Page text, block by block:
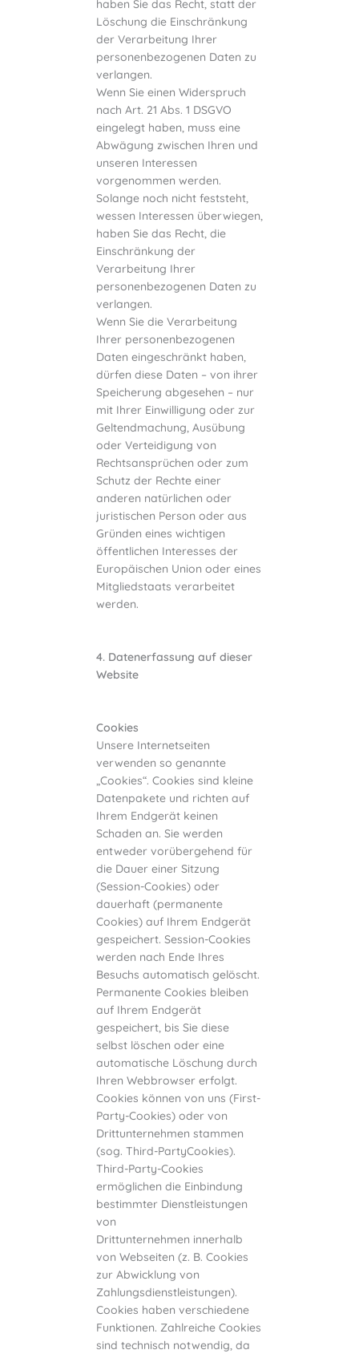
haben Sie das Recht, statt der
Löschung die Einschränkung
der Verarbeitung Ihrer
personenbezogenen Daten zu
verlangen.
Wenn Sie einen Widerspruch
nach Art. 21 Abs. 1 DSGVO
eingelegt haben, muss eine
Abwägung zwischen Ihren und
unseren Interessen
vorgenommen werden.
Solange noch nicht feststeht,
wessen Interessen überwiegen,
haben Sie das Recht, die
Einschränkung der
Verarbeitung Ihrer
personenbezogenen Daten zu
verlangen.
Wenn Sie die Verarbeitung
Ihrer personenbezogenen
Daten eingeschränkt haben,
dürfen diese Daten – von ihrer
Speicherung abgesehen – nur
mit Ihrer Einwilligung oder zur
Geltendmachung, Ausübung
oder Verteidigung von
Rechtsansprüchen oder zum
Schutz der Rechte einer
anderen natürlichen oder
juristischen Person oder aus
Gründen eines wichtigen
öffentlichen Interesses der
Europäischen Union oder eines
Mitgliedstaats verarbeitet
werden.
4. Datenerfassung auf dieser
Website
Cookies
Unsere Internetseiten
verwenden so genannte
„Cookies“. Cookies sind kleine
Datenpakete und richten auf
Ihrem Endgerät keinen
Schaden an. Sie werden
entweder vorübergehend für
die Dauer einer Sitzung
(Session-Cookies) oder
dauerhaft (permanente
Cookies) auf Ihrem Endgerät
gespeichert. Session-Cookies
werden nach Ende Ihres
Besuchs automatisch gelöscht.
Permanente Cookies bleiben
auf Ihrem Endgerät
gespeichert, bis Sie diese
selbst löschen oder eine
automatische Löschung durch
Ihren Webbrowser erfolgt.
Cookies können von uns (First-
Party-Cookies) oder von
Drittunternehmen stammen
(sog. Third-PartyCookies).
Third-Party-Cookies
ermöglichen die Einbindung
bestimmter Dienstleistungen
von
Drittunternehmen innerhalb
von Webseiten (z. B. Cookies
zur Abwicklung von
Zahlungsdienstleistungen).
Cookies haben verschiedene
Funktionen. Zahlreiche Cookies
sind technisch notwendig, da